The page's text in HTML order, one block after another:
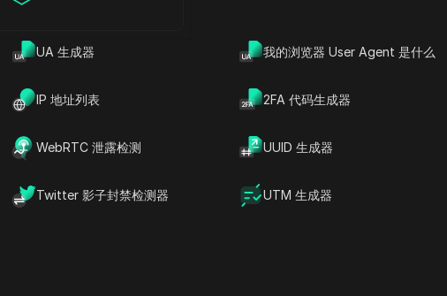
UA 生成器 我的浏览器 User Agent 是什么
IP 地址列表 2FA 代码生成器
WebRTC 泄露检测 UUID 生成器
Twitter 影子封禁检测器 UTM 生成器
文章内容